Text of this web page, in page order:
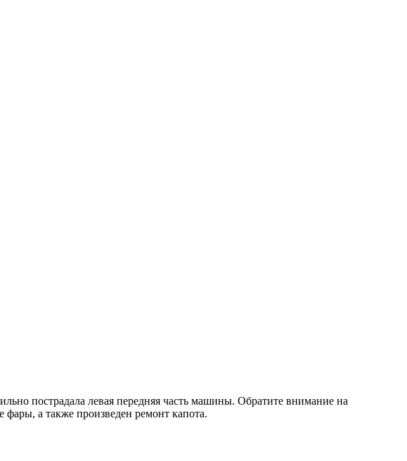
пострадала левая передняя часть машины. Обратите внимание на
фары, а также произведен ремонт капота.